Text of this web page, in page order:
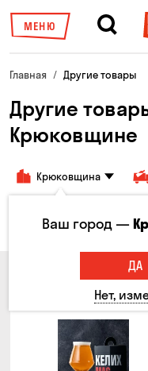
МЕНЮ
Главная Другие товары
Другие
Крюковщине
Крюковщина
Все товары
БОКАЛЫ И
Ваш город —
ДА
Нет,